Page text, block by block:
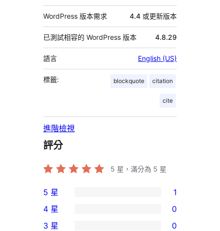
WordPress 版本需求 4.4 或更新版本
已測試相容的 WordPress 版本 4.8.29
語言 English (US)
標籤: blockquote citation
cite
進階檢視
評分
5 星，滿分為 5 星
1
個
5
5 星 1
4 星 0
3 星 0